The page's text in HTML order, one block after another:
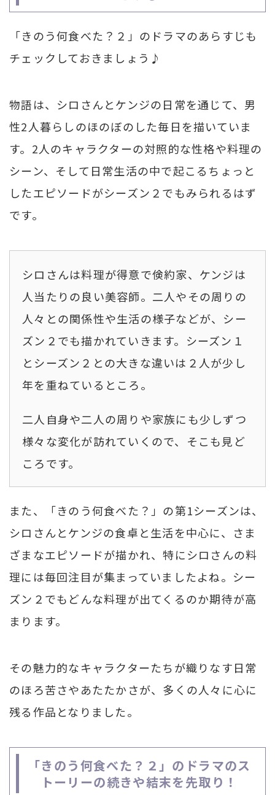
「きのう何食べた？２」のドラマのあらすじも
チェックしておきましょう♪
物語は、シロさんとケンジの日常を通じて、男
性2人暮らしのほのぼのした毎日を描いていま
す。2人のキャラクターの対照的な性格や料理の
シーン、そして日常生活の中で起こるちょっと
したエピソードがシーズン２でもみられるはず
です。
シロさんは料理が得意で倹約家、ケンジは
人当たりの良い美容師。二人やその周りの
人々との関係性や生活の様子などが、シー
ズン２でも描かれていきます。シーズン１
とシーズン２との大きな違いは２人が少し
年を重ねているところ。
二人自身や二人の周りや家族にも少しずつ
様々な変化が訪れていくので、そこも見ど
ころです。
また、「きのう何食べた？」の第1シーズンは、
シロさんとケンジの食卓と生活を中心に、さま
ざまなエピソードが描かれ、特にシロさんの料
理には毎回注目が集まっていましたよね。シー
ズン２でもどんな料理が出てくるのか期待が高
まります。
その魅力的なキャラクターたちが織りなす日常
のほろ苦さやあたたかさが、多くの人々に心に
残る作品となりました。
「きのう何食べた？２」のドラマのス
トーリーの続きや結末を先取り！